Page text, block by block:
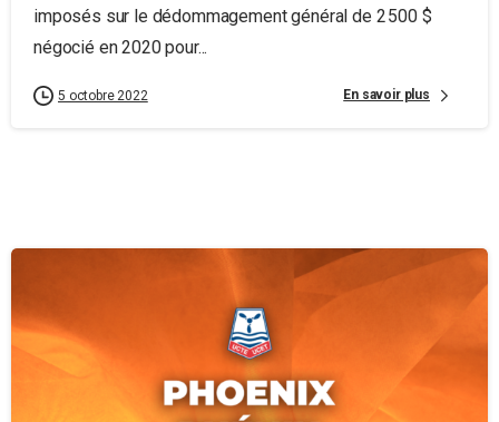
imposés sur le dédommagement général de 2 500 $
négocié en 2020 pour...
5 octobre 2022 En savoir plus